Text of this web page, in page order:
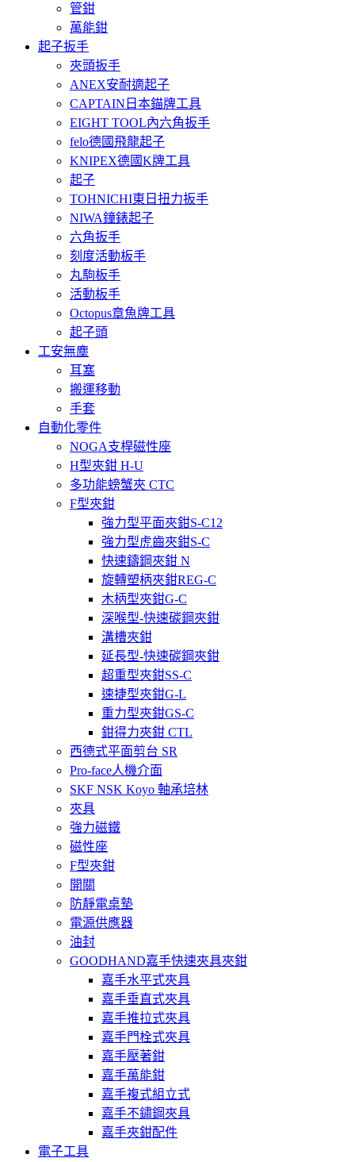
管鉗
萬能鉗
起子扳手
夾頭扳手
ANEX安耐適起子
CAPTAIN日本錨牌工具
EIGHT TOOL內六角扳手
felo德國飛龍起子
KNIPEX德國K牌工具
起子
TOHNICHI東日扭力扳手
NIWA鐘錶起子
六角扳手
刻度活動板手
丸駒板手
活動板手
Octopus章魚牌工具
起子頭
工安無塵
耳塞
搬運移動
手套
自動化零件
NOGA支桿磁性座
H型夾鉗 H-U
多功能螃蟹夾 CTC
F型夾鉗
強力型平面夾鉗S-C12
強力型虎齒夾鉗S-C
快速鑄鋼夾鉗 N
旋轉塑柄夾鉗REG-C
木柄型夾鉗G-C
深喉型-快速碳鋼夾鉗
溝槽夾鉗
延長型-快速碳鋼夾鉗
超重型夾鉗SS-C
速捷型夾鉗G-L
重力型夾鉗GS-C
鉗得力夾鉗 CTL
西德式平面剪台 SR
Pro-face人機介面
SKF NSK Koyo 軸承培林
夾具
強力磁鐵
磁性座
F型夾鉗
開關
防靜電桌墊
電源供應器
油封
GOODHAND嘉手快速夾具夾鉗
嘉手水平式夾具
嘉手垂直式夾具
嘉手推拉式夾具
嘉手門栓式夾具
嘉手壓著鉗
嘉手萬能鉗
嘉手複式組立式
嘉手不鏽鋼夾具
嘉手夾鉗配件
電子工具